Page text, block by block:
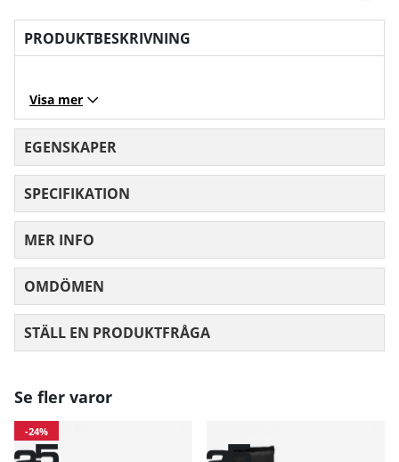
PRODUKTBESKRIVNING
Visa mer
EGENSKAPER
SPECIFIKATION
MER INFO
OMDÖMEN
STÄLL EN PRODUKTFRÅGA
Se fler varor
-24%